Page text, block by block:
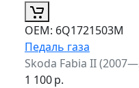
ОЕМ: 6Q1721503M
Педаль газа
Skoda Fabia II
1 100р.